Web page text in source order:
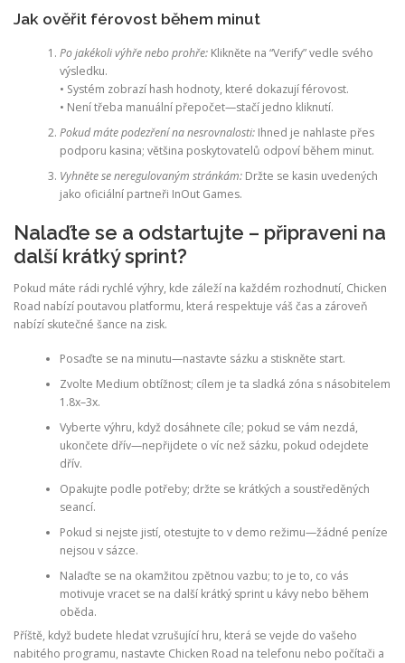
Jak ověřit férovost během minut
Po jakékoli výhře nebo prohře:Klikněte na “Verify” vedle svého
výsledku.
• Systém zobrazí hash hodnoty, které dokazují férovost.
• Není třeba manuální přepočet—stačí jedno kliknutí.
Pokud máte podezření na nesrovnalosti:Ihned je nahlaste přes
podporu kasina; většina poskytovatelů odpoví během minut.
Vyhněte se neregulovaným stránkám:Držte se kasin uvedených
jako oficiální partneři InOut Games.
Nalaďte se a odstartujte – připraveni na
další krátký sprint?
Pokud máte rádi rychlé výhry, kde záleží na každém rozhodnutí, Chicken
Road nabízí poutavou platformu, která respektuje váš čas a zároveň
nabízí skutečné šance na zisk.
Posaďte se na minutu—nastavte sázku a stiskněte start.
Zvolte Medium obtížnost; cílem je ta sladká zóna s násobitelem
1.8x–3x.
Vyberte výhru, když dosáhnete cíle; pokud se vám nezdá,
ukončete dřív—nepřijdete o víc než sázku, pokud odejdete
dřív.
Opakujte podle potřeby; držte se krátkých a soustředěných
seancí.
Pokud si nejste jistí, otestujte to v demo režimu—žádné peníze
nejsou v sázce.
Nalaďte se na okamžitou zpětnou vazbu; to je to, co vás
motivuje vracet se na další krátký sprint u kávy nebo během
oběda.
Příště, když budete hledat vzrušující hru, která se vejde do vašeho
nabitého programu, nastavte Chicken Road na telefonu nebo počítači a